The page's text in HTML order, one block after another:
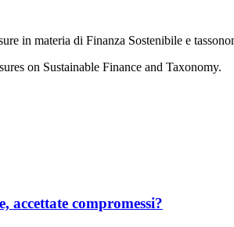
in materia di Finanza Sostenibile e
on Sustainable Finance and Taxonomy.